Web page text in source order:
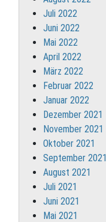
Juli 2022
Juni 2022
Mai 2022
April 2022
März 2022
Februar 2022
Januar 2022
Dezember 2021
November 2021
Oktober 2021
September 2021
August 2021
Juli 2021
Juni 2021
Mai 2021